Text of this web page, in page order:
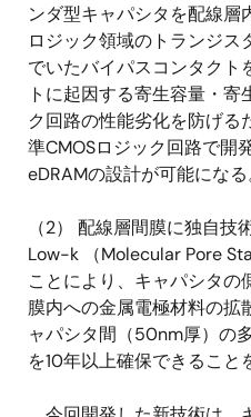
ンダ型キャパシタを配線層
ロジック領域のトランジス
でいたバイパスコンタクト
トに起因する寄生容量・
ク回路の性能劣化を防げ
準CMOSロジック回路で開
eDRAMの設計が可能になる
（2） 配線層間膜に独自技
Low-k （Molecular Pore
ことにより、キャパシタの
膜内への金属電極材料の拡
ャパシタ間（50nm厚）の
を10年以上確保できること